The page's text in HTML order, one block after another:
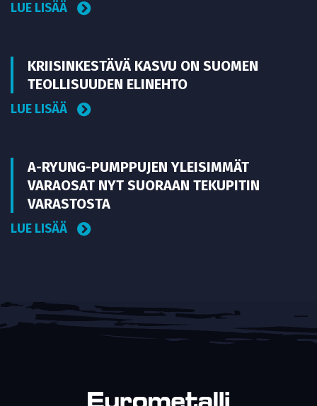
LUE LISÄÄ
KRIISINKESTÄVÄ KASVU ON SUOMEN
TEOLLISUUDEN ELINEHTO
LUE LISÄÄ
A-RYUNG-PUMPPUJEN YLEISIMMÄT
VARAOSAT NYT SUORAAN TEKUPITIN
VARASTOSTA
LUE LISÄÄ